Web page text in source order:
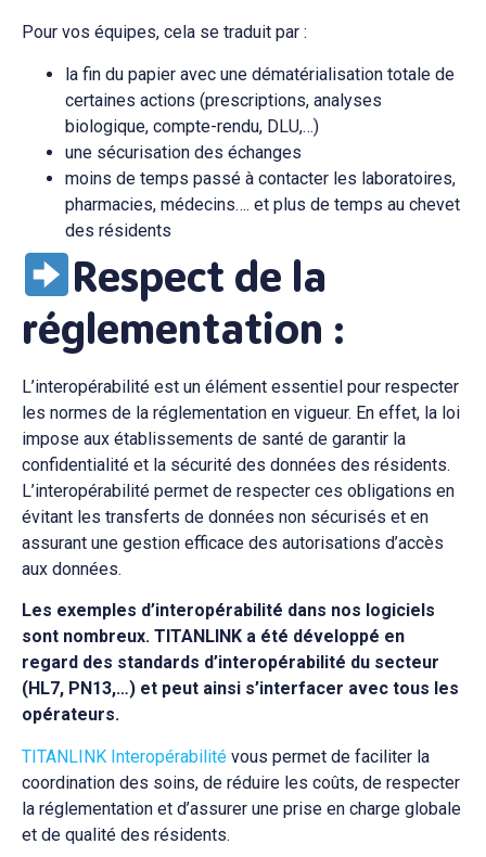
Pour vos équipes, cela se traduit par :
la fin du papier avec une dématérialisation totale de
certaines actions (prescriptions, analyses
biologique, compte-rendu, DLU,…)
une sécurisation des échanges
moins de temps passé à contacter les laboratoires,
pharmacies, médecins…. et plus de temps au chevet
des résidents
Respect de la
réglementation :
L’interopérabilité est un élément essentiel pour respecter
les normes de la réglementation en vigueur. En effet, la loi
impose aux établissements de santé de garantir la
confidentialité et la sécurité des données des résidents.
L’interopérabilité permet de respecter ces obligations en
évitant les transferts de données non sécurisés et en
assurant une gestion efficace des autorisations d’accès
aux données.
Les exemples d’interopérabilité dans nos logiciels
sont nombreux. TITANLINK a été développé en
regard des standards d’interopérabilité du secteur
(HL7, PN13,…) et peut ainsi s’interfacer avec tous les
opérateurs.
TITANLINK Interopérabilité vous permet de faciliter la
coordination des soins, de réduire les coûts, de respecter
la réglementation et d’assurer une prise en charge globale
et de qualité des résidents.